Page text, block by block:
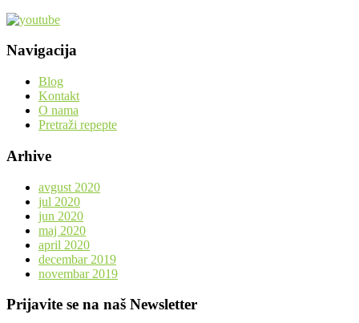
Navigacija
Blog
Kontakt
O nama
Pretraži repepte
Arhive
avgust 2020
jul 2020
jun 2020
maj 2020
april 2020
decembar 2019
novembar 2019
Prijavite se na naš Newsletter